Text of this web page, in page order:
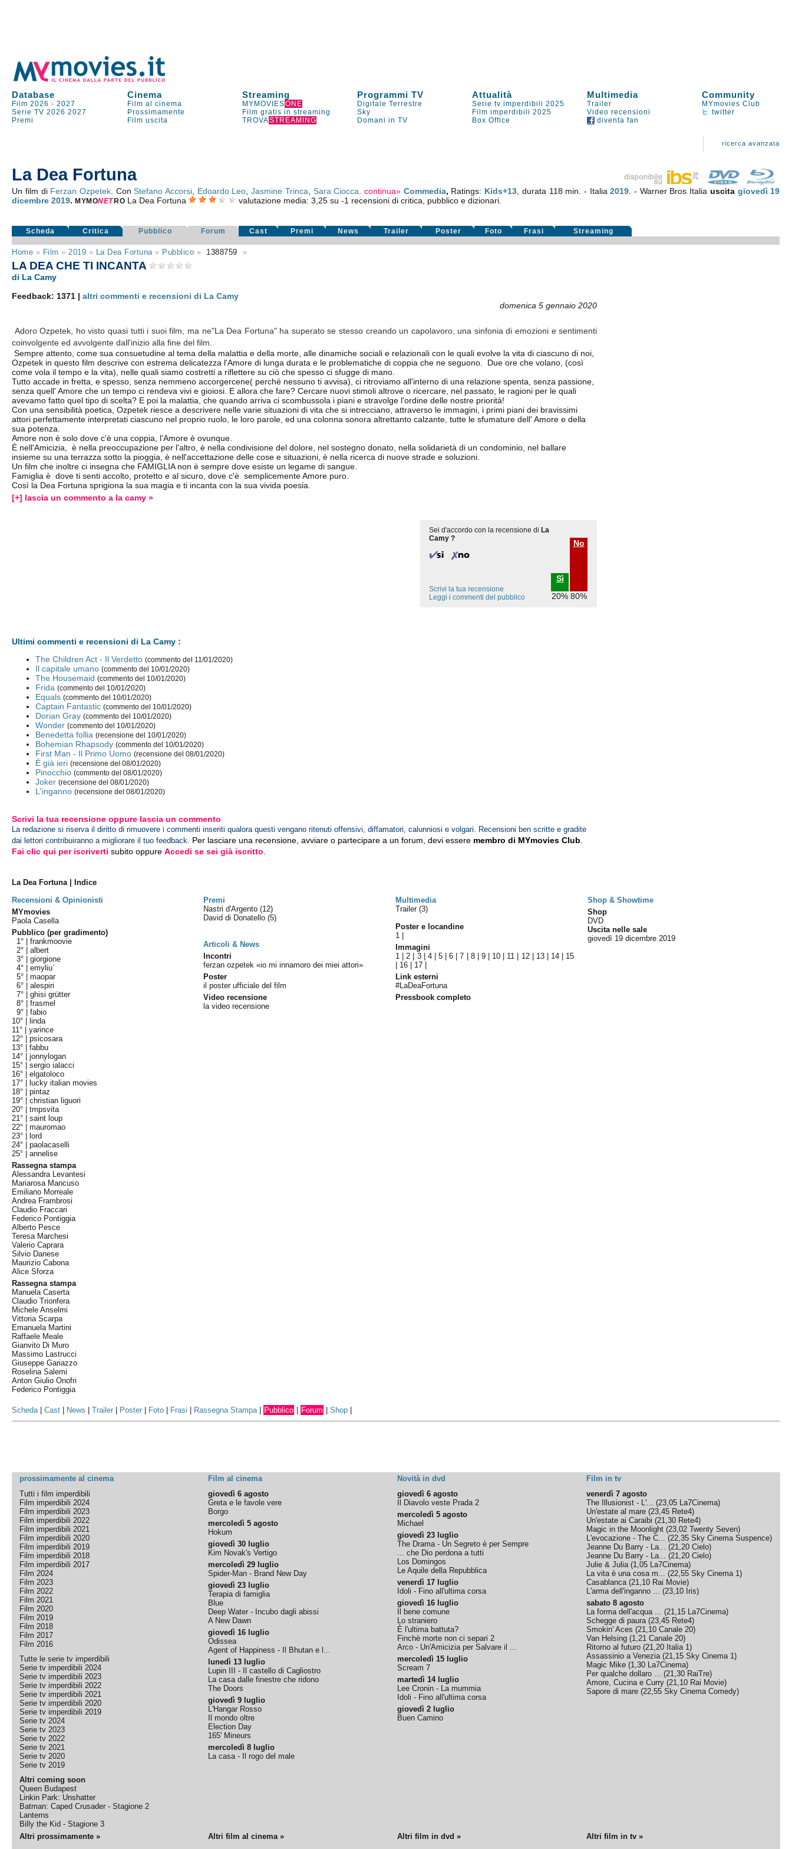
Database Cinema Streaming Programmi TV Attualità Multimedia Community
Film 2026 -2027 Film al cinema MYMOVIESONE Digitale Terrestre Serie tv imperdibili 2025 Trailer
MYmovies Club
Serie TV 2026 2027 Prossimamente Film gratis in streaming Sky Film imperdibili 2025 Video recensioni
twitter
Premi
Film uscita TROVASTREAMING Domani in TV Box Office diventa fan
ricerca avanzata
La Dea Fortuna
Un film di Ferzan Ozpetek. ConStefano Accorsi Edoardo Leo ,Jasmine Trinca Sara Ciocca continua» Commedia, Ratings: Kids+13 , durata 118 min. - Italia2019 . - Warner Bros Italia uscita giovedì 19
dicembre 2019.MYMONET RO La Dea Fortuna valutazione media: 3,25 su -1 recensioni di critica, pubblico e dizionari.
Scheda Critica Pubblico Forum Cast Premi News Trailer Poster Foto Frasi Streaming
Home » Film » 2019 » La Dea Fortuna» Pubblico » 1388759 »
LA DEA CHE TI INCANTA
di La Camy
Feedback: 1371 |altri commenti e recensioni di La Camy
domenica 5 gennaio 2020
Adoro Ozpetek, ho visto quasi tutti i suoi film, ma ne"La Dea Fortuna" ha superato se stesso creando un capolavoro, una sinfonia di emozioni e sentimenti
coinvolgente ed avvolgente dall'inizio alla fine del film.
Sempre attento, come sua consuetudine al tema della malattia e della morte, alle dinamiche sociali e relazionali con le quali evolve la vita di ciascuno di noi,
Ozpetek in questo film descrive con estrema delicatezza l'Amore di lunga durata e le problematiche di coppia che ne seguono. Due ore che volano, (così
come vola il tempo e la vita), nelle quali siamo costretti a riflettere su ciò che spesso ci sfugge di mano.
Tutto accade in fretta, e spesso, senza nemmeno accorgercene( perché nessuno ti avvisa), ci ritroviamo all'interno di una relazione spenta, senza passione,
senza quell' Amore che un tempo ci rendeva vivi e gioiosi. E allora che fare? Cercare nuovi stimoli altrove o ricercare, nel passato, le ragioni per le quali
avevamo fatto quel tipo di scelta? E poi la malattia, che quando arriva ci scombussola i piani e stravolge l'ordine delle nostre priorità!
Con una sensibilità poetica, Ozpetek riesce a descrivere nelle varie situazioni di vita che si intrecciano, attraverso le immagini, i primi piani dei bravissimi
attori perfettamente interpretati ciascuno nel proprio ruolo, le loro parole, ed una colonna sonora altrettanto calzante, tutte le sfumature dell' Amore e della
sua potenza.
Amore non è solo dove c'è una coppia, l'Amore è ovunque.
È nell'Amicizia, è nella preoccupazione per l'altro, è nella condivisione del dolore, nel sostegno donato, nella solidarietà di un condominio, nel ballare
insieme su una terrazza sotto la pioggia, è nell'accettazione delle cose e situazioni, è nella ricerca di nuove strade e soluzioni.
Un film che inoltre ci insegna che FAMIGLIA non è sempre dove esiste un legame di sangue.
Famiglia è dove ti senti accolto, protetto e al sicuro, dove c'è semplicemente Amore puro.
Così la Dea Fortuna sprigiona la sua magia e ti incanta con la sua vivida poesia.
[+] lascia un commento a la camy »
Sei d'accordo con la recensione di La
Camy ?
Sì
20%
No
80%
Scrivi la tua recensione
Leggi i commenti del pubblico
Ultimi commenti e recensioni di La Camy :
The Children Act - Il Verdetto (commento del 11/01/2020)
Il capitale umano (commento del 10/01/2020)
The Housemaid (commento del 10/01/2020)
Frida (commento del 10/01/2020)
Equals (commento del 10/01/2020)
Captain Fantastic (commento del 10/01/2020)
Dorian Gray (commento del 10/01/2020)
Wonder (commento del 10/01/2020)
Benedetta follia (recensione del 10/01/2020)
Bohemian Rhapsody (commento del 10/01/2020)
First Man - Il Primo Uomo (recensione del 08/01/2020)
È già ieri (recensione del 08/01/2020)
Pinocchio (commento del 08/01/2020)
Joker (recensione del 08/01/2020)
L'inganno (recensione del 08/01/2020)
Scrivi la tua recensione oppure lascia un commento
La redazione si riserva il diritto di rimuovere i commenti inseriti qualora questi vengano ritenuti offensivi, diffamatori, calunniosi e volgari. Recensioni ben scritte e gradite
dai lettori contribuiranno a migliorare il tuo feedback. Per lasciare una recensione, avviare o partecipare a un forum, devi essere membro di MYmovies Club
Fai clic qui per iscriverti subito oppureAccedi se sei già iscritto
La Dea Fortuna | Indice
Recensioni & Opinionisti
Premi Multimedia
Shop & Showtime
MYmovies
Paola Casella
Pubblico (per gradimento)
1° |frankmoovie
2° |albert
3° |giorgione
4° |emyliu`
5° |maopar
6° |alespiri
7° |ghisi grütter
8° |frasmel
9° |fabio
10° |
linda
11° |yarince
12° |psicosara
13° |fabbu
14° |jonnylogan
15° |sergio ialacci
16° |elgatoloco
17° |
lucky italian movies
18° |pintaz
19° |christian liguori
20° |tmpsvita
21° |saint loup
22° |mauromao
23° |
lord
24° |paolacaselli
25° |annelise
Rassegna stampa
Alessandra Levantesi
Mariarosa Mancuso
Emiliano Morreale
Andrea Frambrosi
Claudio Fraccari
Federico Pontiggia
Alberto Pesce
Teresa Marchesi
Valerio Caprara
Silvio Danese
Maurizio Cabona
Alice Sforza
Rassegna stampa
Manuela Caserta
Claudio Trionfera
Michele Anselmi
Vittoria Scarpa
Emanuela Martini
Raffaele Meale
Gianvito Di Muro
Massimo Lastrucci
Giuseppe Gariazzo
Roselina Salemi
Anton Giulio Onofri
Federico Pontiggia
Nastri d'Argento(12)
David di Donatello(5)
Articoli & News
Incontri
ferzan ozpetek «io mi innamoro dei miei attori»
Poster
il poster ufficiale del film
Video recensione
la video recensione
Trailer (3)
Poster e locandine
1
Immagini
1 |2 3| 4|5 |6 |7 8| 9| 10 11 12| 13| 14
15
16 17
Link esterni
#LaDeaFortuna
Pressbook completo
Shop
DVD
Uscita nelle sale
giovedì 19 dicembre 2019
Scheda|Cast News |Trailer Poster Foto Frasi Rassegna Stampa| Pubblico Forum |Shop
prossimamente al cinema Film al cinema Novità in dvd
Film in tv
Tutti i film imperdibili
Film imperdibili 2024
Film imperdibili 2023
Film imperdibili 2022
Film imperdibili 2021
Film imperdibili 2020
Film imperdibili 2019
Film imperdibili 2018
Film imperdibili 2017
Film 2024
Film 2023
Film 2022
Film 2021
Film 2020
Film 2019
Film 2018
Film 2017
Film 2016
Tutte le serie tv imperdibili
Serie tv imperdibili 2024
Serie tv imperdibili 2023
Serie tv imperdibili 2022
Serie tv imperdibili 2021
Serie tv imperdibili 2020
Serie tv imperdibili 2019
Serie tv 2024
Serie tv 2023
Serie tv 2022
Serie tv 2021
Serie tv 2020
Serie tv 2019
Altri coming soon
Queen Budapest
Linkin Park: Unshatter
Batman: Caped Crusader - Stagione 2
Lanterns
Billy the Kid - Stagione 3
giovedì 6 agosto
Greta e le favole vere
Borgo
mercoledì 5 agosto
Hokum
giovedì 30 luglio
Kim Novak's Vertigo
mercoledì 29 luglio
Spider-Man - Brand New Day
giovedì 23 luglio
Terapia di famiglia
Blue
Deep Water - Incubo dagli abissi
A New Dawn
giovedì 16 luglio
Odissea
Agent of Happiness - Il Bhutan e l...
lunedì 13 luglio
Lupin III - Il castello di Cagliostro
La casa dalle finestre che ridono
The Doors
giovedì 9 luglio
L'Hangar Rosso
Il mondo oltre
Election Day
165' Mineurs
mercoledì 8 luglio
La casa - Il rogo del male
giovedì 6 agosto
Il Diavolo veste Prada 2
mercoledì 5 agosto
Michael
giovedì 23 luglio
The Drama - Un Segreto è per Sempre
... che Dio perdona a tutti
Los Domingos
Le Aquile della Repubblica
venerdì 17 luglio
Idoli - Fino all'ultima corsa
giovedì 16 luglio
Il bene comune
Lo straniero
È l'ultima battuta?
Finchè morte non ci separi 2
Arco - Un'Amicizia per Salvare il ...
mercoledì 15 luglio
Scream 7
martedì 14 luglio
Lee Cronin - La mummia
Idoli - Fino all'ultima corsa
giovedì 2 luglio
Buen Camino
venerdì 7 agosto
The Illusionist - L'... (23,05 La7Cinema)
Un'estate al mare (23,45 Rete4)
Un'estate ai Caraibi (21,30 Rete4)
Magic in the Moonlight (23,02 Twenty Seven)
L'evocazione - The C... (22,35 Sky Cinema Suspence)
Jeanne Du Barry - La... (21,20 Cielo)
Jeanne Du Barry - La... (21,20 Cielo)
Julie & Julia(1,05 La7Cinema)
La vita è una cosa m... (22,55 Sky Cinema 1)
Casablanca(21,10 Rai Movie)
L'arma dell'inganno ... (23,10 Iris)
sabato 8 agosto
La forma dell'acqua ... (21,15 La7Cinema)
Schegge di paura(23,45 Rete4)
Smokin' Aces (21,10 Canale 20)
Van Helsing (1,21 Canale 20)
Ritorno al futuro (21,20 Italia 1)
Assassinio a Venezia(21,15 Sky Cinema 1)
Magic Mike (1,30 La7Cinema)
Per qualche dollaro ... (21,30 RaiTre)
Amore, Cucina e Curry (21,10 Rai Movie)
Sapore di mare (22,55 Sky Cinema Comedy)
Altri prossimamente » Altri film al cinema » Altri film in dvd » Altri film in tv »